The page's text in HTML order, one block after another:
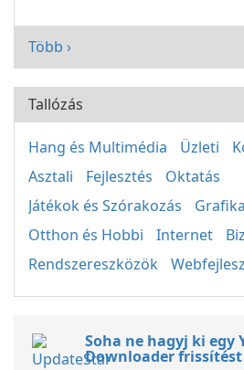
Több ›
Tallózás
Hang és Multimédia Üzleti
Asztali
Fejlesztés
Oktatás
Játékok és Szórakozás
Otthon és Hobbi
Internet
Rendszereszközök
Soha ne hagyj ki egy
Downloader